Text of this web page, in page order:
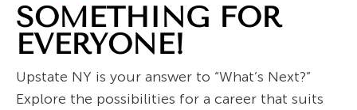
SOMETHING FOR
EVERYONE!
Upstate NY is your answer to “What’s Next?”
Explore the possibilities for a career that suits